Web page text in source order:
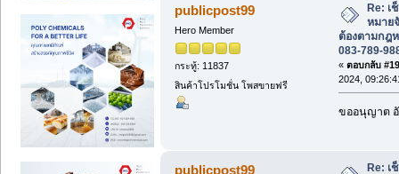
publicpost99
Hero Member
กระทู้: 11837
สินค้าโปรโมชั่น โพสขายฟรี
Re: เ
หมาย
ต้องตามกฎ
083-789-
« ตอบกลับ
2024,
ขออนุญาต
publicpost99
Re: เ